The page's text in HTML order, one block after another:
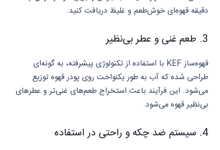
دقیقه قهوه‌ای خوش‌طعم و غلیظ دریافت کنید.
3. طعم غنی و عطر بی‌نظیر
قهوه‌ساز KEF با استفاده از تکنولوژی پیشرفته، به گونه‌ای
طراحی شده که آب به طور یکنواخت روی پودر قهوه توزیع
می‌شود. این فرآیند باعث استخراج طعم‌های غنی‌تر و عطرهای
بی‌نظیر قهوه می‌شود.
4. سیستم ضد چکه و راحتی در استفاده